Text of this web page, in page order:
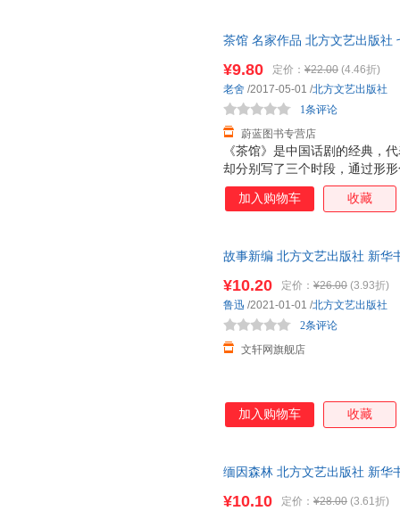
茶馆 名家作品 北方文艺出版社
《茶馆》是中国话剧的经典，
却分别写了三个时段，通过形
从失败到抗日战争胜利后国民
腐朽，真实展现了当时广大群
的时代上演三场不同的悲欢离
¥9.80 定价： ¥22.00 (4.46折)
蔚蓝图书专营店
1条评论
老舍 /2017-05-01 /北方文艺出版社
加入购物车 收藏
故事新编 北方文艺出版社 新华
¥10.20 定价： ¥26.00 (3.93折)
文轩网旗舰店
2条评论
鲁迅 /2021-01-01 /北方文艺出版社
加入购物车 收藏
缅因森林 北方文艺出版社 新华
¥10.10 定价： ¥28.00 (3.61折)